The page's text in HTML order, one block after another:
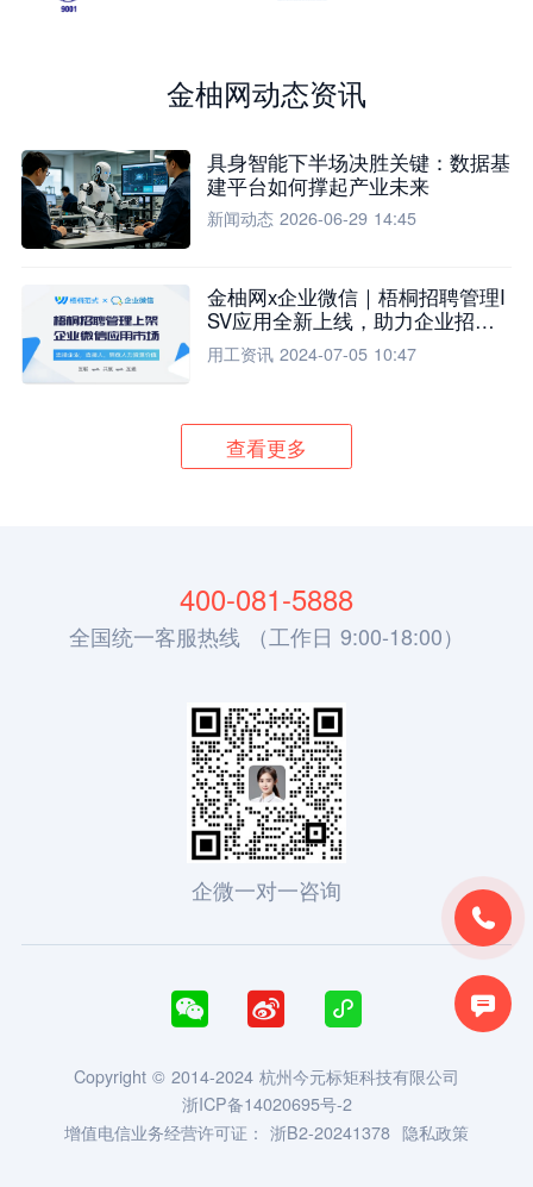
金柚网动态资讯
具身智能下半场决胜关键：数据基
建平台如何撑起产业未来
新闻动态 2026-06-29 14:45
金柚网x企业微信｜梧桐招聘管理I
SV应用全新上线，助力企业招聘
流程全面升级
用工资讯 2024-07-05 10:47
查看更多


400-081-5888
全国统一客服热线 （工作日 9:00-18:00）
企微一对一咨询
  
Copyright © 2014-2024 杭州今元标矩科技有限公司
浙ICP备14020695号-2
增值电信业务经营许可证： 浙B2-20241378 隐私政策